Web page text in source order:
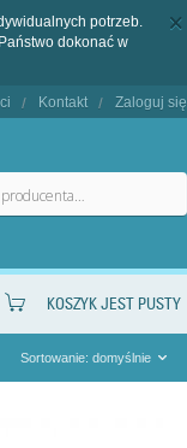
potrzeb.
dokonać w
Kontakt Zaloguj się
KOSZYK JEST PUSTY
Sortowanie: domyślnie